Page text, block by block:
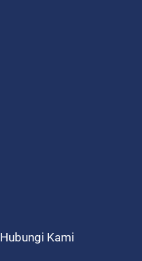
Hubungi Kami